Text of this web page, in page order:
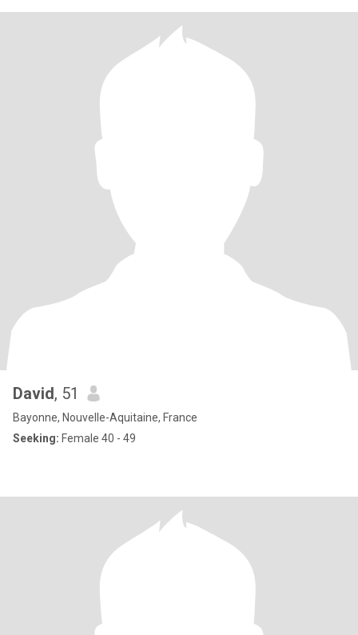
David, 51
Bayonne, Nouvelle-Aquitaine, France
Seeking: Female 40 - 49